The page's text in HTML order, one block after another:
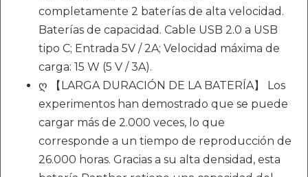
completamente 2 baterías de alta velocidad.
Baterías de capacidad. Cable USB 2.0 a USB
tipo C; Entrada 5V / 2A; Velocidad máxima de
carga: 15 W (5 V / 3A).
ღ 【LARGA DURACIÓN DE LA BATERÍA】 Los
experimentos han demostrado que se puede
cargar más de 2.000 veces, lo que
corresponde a un tiempo de reproducción de
26.000 horas. Gracias a su alta densidad, esta